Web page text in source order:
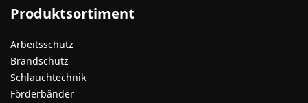
Produktsortiment
Arbeitsschutz
Brandschutz
Schlauchtechnik
Förderbänder